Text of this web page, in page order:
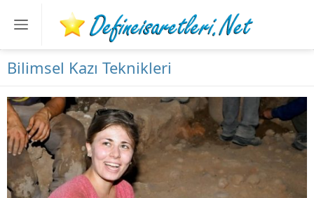
Bilimsel Kazı Teknikleri